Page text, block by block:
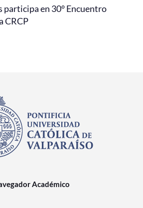
participa en 30° Encuentro
CRCP
Académico